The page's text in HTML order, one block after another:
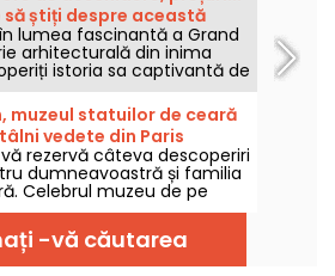
în istoria artei!
știți despre această
de pe Champs-
lumea fascinantă a Grand
arhitecturală din inima
istoria sa captivantă de
din 1900 și explorați
un amestec de clasicism și
peste 2 milioane de
această clădire
o destinație obligatorie
franceză. Ore de
informații practice... le
muzeul statuilor de ceară
vedete din Paris
rezervă câteva descoperiri
dumneavoastră și familia
Celebrul muzeu de pe
vă așteaptă cu o
din ce în ce mai numeroasă.
în mod constant,
îmbogățită, modernă și mai
-vă căutarea